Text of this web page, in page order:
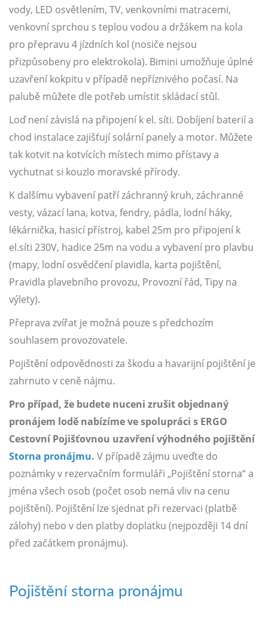
vody, LED osvětlením, TV, venkovními matracemi,
venkovní sprchou s teplou vodou a držákem na kola
pro přepravu 4 jízdních kol (nosiče nejsou
přizpůsobeny pro elektrokola). Bimini umožňuje úplné
uzavření kokpitu v případě nepříznivého počasí. Na
palubě můžete dle potřeb umístit skládací stůl.
Loď není závislá na připojení k el. síti. Dobíjení baterií a
chod instalace zajišťují solární panely a motor. Můžete
tak kotvit na kotvících místech mimo přístavy a
vychutnat si kouzlo moravské přírody.
K dalšímu vybavení patří záchranný kruh, záchranné
vesty, vázací lana, kotva, fendry, pádla, lodní háky,
lékárnička, hasicí přístroj, kabel 25m pro připojení k
el.síti 230V, hadice 25m na vodu a vybavení pro plavbu
(mapy, lodní osvědčení plavidla, karta pojištění,
Pravidla plavebního provozu, Provozní řád, Tipy na
výlety).
Přeprava zvířat je možná pouze s předchozím
souhlasem provozovatele.
Pojištění odpovědnosti za škodu a havarijní pojištění je
zahrnuto v ceně nájmu.
Pro případ, že budete nuceni zrušit objednaný
pronájem lodě nabízíme ve spolupráci s ERGO
Cestovní Pojišťovnou uzavření výhodného pojištění
Storna pronájmu. V případě zájmu uveďte do
poznámky v rezervačním formuláři „Pojištění storna“ a
jména všech osob (počet osob nemá vliv na cenu
pojištění). Pojištění lze sjednat při rezervaci (platbě
zálohy) nebo v den platby doplatku (nejpozději 14 dní
před začátkem pronájmu).
Pojištění storna pronájmu